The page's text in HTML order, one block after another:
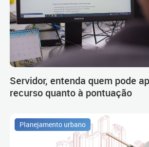
Servidor, entenda quem pode
recurso quanto à pontuação
Planejamento urbano